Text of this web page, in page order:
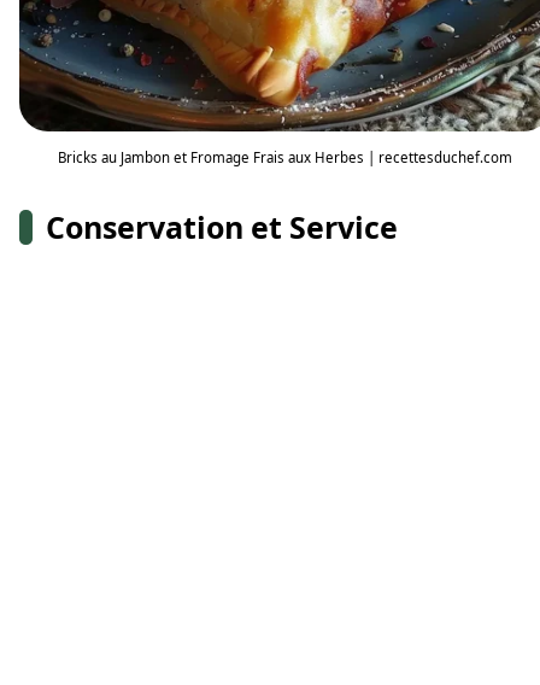
Bricks au Jambon et Fromage Frais aux Herbes | recettesduchef.com
Conservation et Service